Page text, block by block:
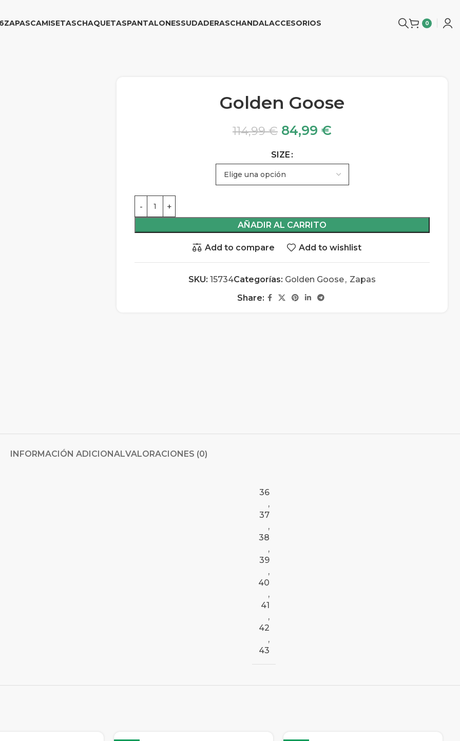
ZAPASCAMISETASCHAQUETASPANTALONESSUDADERASCHANDALACCESORIOS 0
Golden Goose
114,99€ 84,99 €
SIZE
AÑADIR AL CARRITO
Add to compare Add to wishlist
SKU: 15734Categorías: Golden Goose, Zapas
Share:
INFORMACIÓN ADICIONALVALORACIONES (0)
36
,
37
,
38
,
39
,
40
,
41
,
42
,
43